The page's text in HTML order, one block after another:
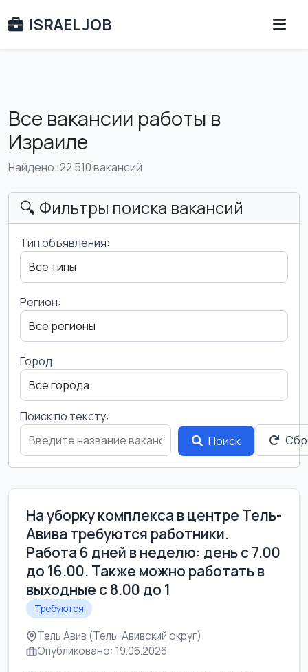
ISRAEL JOB
Все вакансии работы в
Израиле
Найдено: 22 510 вакансий
🔍 Фильтры поиска вакансий
Тип объявления:
Регион:
Город:
Поиск по тексту:
Поиск
На уборку комплекса в центре Тель-
Авива требуются работники.
Работа 6 дней в неделю: день с 7.00
до 16.00. Также можно работать в
выходные с 8.00 до 1
Требуются
Тель Авив (Тель-Авивский округ)
Опубликовано: 19.06.2026